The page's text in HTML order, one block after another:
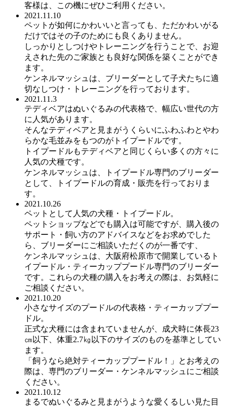
客様は、この機にぜひご利用ください。
2021.11.10
ペットが如何にかわいいと言っても、ただかわいがる
だけではその子のためにも良くありません。
しっかりとしつけやトレーニングを行うことで、お迎
えされた先のご家族とも良好な関係を築くことができ
ます。
ケンネルマッシュは、ブリーダーとして子犬たちに適
切なしつけ・トレーニングを行っております。
2021.11.3
テディベアはぬいぐるみの代表格で、幅広い世代の方
に人気があります。
そんなテディベアと見まがうくらいにふわふわとやわ
らかな毛並みをもつのがトイプードルです。
トイプードルもテディベアと同じくらい多くの方々に
人気の犬種です。
ケンネルマッシュは、トイプードル専門のブリーダー
として、トイプードルの育成・販売を行っておりま
す。
2021.10.26
ペットとして人気の犬種・トイプードル。
ペットショップなどでも購入は可能ですが、購入後の
サポート・飼い方のアドバイスなどをお求めでした
ら、ブリーダーにご相談いただくのが一番です、
ケンネルマッシュは、大阪府松原市で開業しているト
イプードル・ティーカッププードル専門のブリーダー
です。これらの犬種の購入をお考えの際は、お気軽に
ご相談ください。
2021.10.20
小さなサイズのプードルの代表格・ティーカッププー
ドル。
正式な犬種には含まれていませんが、成犬時に体長23
㎝以下、体重2.7㎏以下のサイズのものを基準としてい
ます。
「飼うなら絶対ティーカッププードル！」とお考えの
際は、専門のブリーダー・ケンネルマッシュにご相談
ください。
2021.10.12
まるでぬいぐるみと見まがうような愛くるしい見た目